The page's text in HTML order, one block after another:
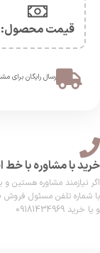
قیمت محصول:​
ارسال رایگان
خرید با مشاوره با خط
اگر نیازمند مشاوره هستین
با شماره تلفن مسئول فروش
و یا خرید 09181434969